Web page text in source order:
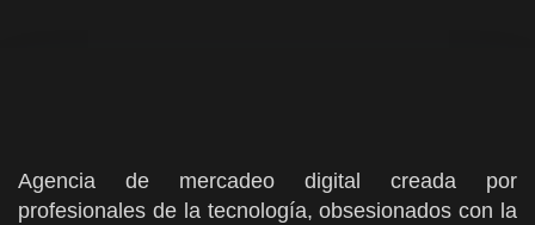
Agencia de mercadeo digital creada por
profesionales de la tecnología, obsesionados con la